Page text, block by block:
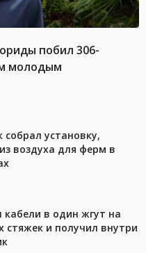
побил 306-
молодым
установку,
воздуха для ферм в
в один жгут на
стяжек и получил внутри